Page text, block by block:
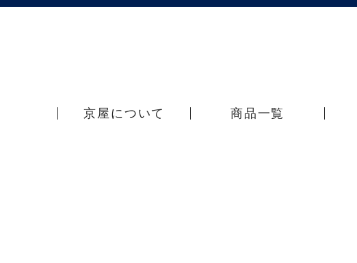
京屋について 商品一覧